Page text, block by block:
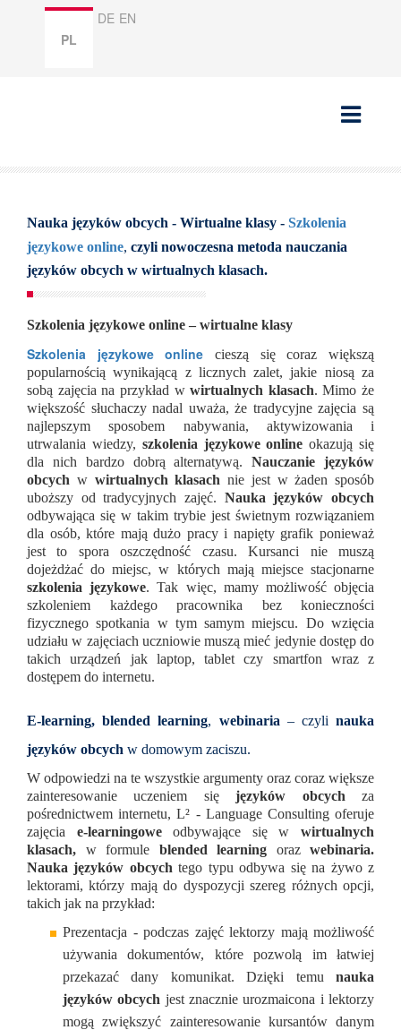
PL
DE EN
Nauka języków obcych - Wirtualne klasy - Szkolenia
językowe online, czyli nowoczesna metoda nauczania
języków obcych w wirtualnych klasach.
Szkolenia językowe online – wirtualne klasy
Szkolenia językowe online
cieszą się coraz większą
popularnością wynikającą z licznych zalet, jakie niosą za
sobą zajęcia na przykład wwirtualnych klasach. Mimo że
większość słuchaczy nadal uważa, że tradycyjne zajęcia są
najlepszym sposobem nabywania, aktywizowania i
utrwalania wiedzy, szkolenia językowe online okazują się
dla nich bardzo dobrą alternatywą.Nauczanie języków
obcych w wirtualnych klasach nie jest w żaden sposób
uboższy od tradycyjnych zajęć. Nauka języków obcych
odbywająca się w takim trybie jest świetnym rozwiązaniem
dla osób, które mają dużo pracy i napięty grafik ponieważ
jest to spora oszczędność czasu. Kursanci nie muszą
dojeżdżać do miejsc, w których mają miejsce stacjonarne
szkolenia językowe. Tak więc, mamy możliwość objęcia
szkoleniem każdego pracownika bez konieczności
fizycznego spotkania w tym samym miejscu. Do wzięcia
udziału w zajęciach uczniowie muszą mieć jedynie dostęp do
takich urządzeń jak laptop, tablet czy smartfon wraz z
dostępem do internetu.
E-learning, blended learning, webinaria – czylinauka
języków obcych w domowym zaciszu.
W odpowiedzi na te wszystkie argumenty oraz coraz większe
zainteresowanie uczeniem sięjęzyków obcychza
pośrednictwem internetu, L² - Language Consulting oferuje
zajęcia e-learningoweodbywające się wwirtualnych
klasach, w formule blended learning oraz webinaria.
Nauka języków obcych tego typu odbywa się na żywo z
lektorami, którzy mają do dyspozycji szereg różnych opcji,
takich jak na przykład:
Prezentacja - podczas zajęć lektorzy mają możliwość
używania dokumentów, które pozwolą im łatwiej
przekazać dany komunikat. Dzięki temu nauka
języków obcych jest znacznie urozmaicona i lektorzy
mogą zwiększyć zainteresowanie kursantów danym